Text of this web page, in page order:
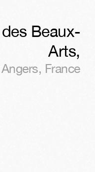
Beaux-
Arts,
Angers, France